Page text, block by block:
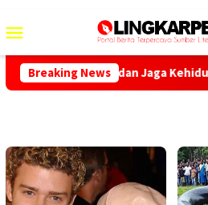
Mobile
Breaking News
Hutan dan Jaga Kehidupan